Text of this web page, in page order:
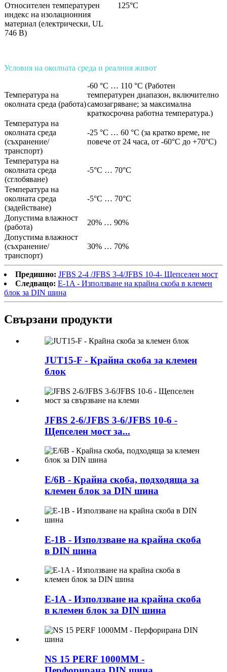
Относителен температурен
индекс на изолационния
материал (електрически, UL
746 B)
125°C
Условия на околната среда и реалния живот
Температура на
околната среда (работа)
-60 °C … 110 °C (Работен
температурен диапазон, включително
самозагряване; за максимална
краткосрочна работна температура.)
Температура на
околната среда
(съхранение/
транспорт)
-25 °C … 60 °C (за кратко време, не
повече от 24 часа, от -60°C до +70°C)
Температура на
околната среда
(сглобяване)
-5°C … 70°C
Температура на
околната среда
(задействане)
-5°C … 70°C
Допустима влажност
(работа)
20% … 90%
Допустима влажност
(съхранение/
транспорт)
30% … 70%
Предишно: JFBS 2-4 /JFBS 3-4/JFBS 10-4- Щепселен мост
Следващо: E-1A - Използване на крайна скоба в клемен
блок за DIN шина
Свързани продукти
JUT15-F - Крайна скоба за клемен
блок
JFBS 2-6/JFBS 3-6/JFBS 10-6 -
Щепселен мост за...
E/6B - Крайна скоба, подходяща за
клемен блок за DIN шина
E-1B - Използване на крайна скоба
в DIN шина
E-1A - Използване на крайна скоба
в клемен блок за DIN шина
NS 15 PERF 1000MM -